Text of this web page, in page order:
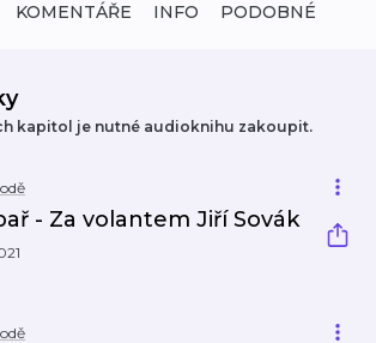
KOMENTÁŘE INFO PODOBNÉ
kapitol je nutné audioknihu zakoupit.
- Za volantem Jiří Sovák